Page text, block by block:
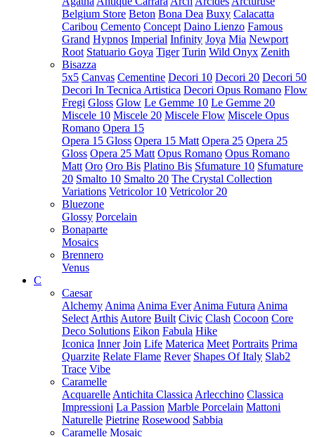
Belgium Store Beton Bona Dea Buxy Calacatta
Caribou Cemento Concept Daino Lienzo Famous
Grand Hypnos Imperial Infinity Joya Mia Newport
Root Statuario Goya Tiger Turin Wild Onyx Zenith
Bisazza
5x5 Canvas Cementine Decori 10 Decori 20 Decori 50
Decori In Tecnica Artistica Decori Opus Romano Flow
Fregi Gloss Glow Le Gemme 10 Le Gemme 20
Miscele 10 Miscele 20 Miscele Flow Miscele Opus
Romano Opera 15
Opera 15 Gloss Opera 15 Matt Opera 25 Opera 25
Gloss Opera 25 Matt Opus Romano Opus Romano
Matt Oro Oro Bis Platino Bis Sfumature 10 Sfumature
20 Smalto 10 Smalto 20 The Crystal Collection
Variations Vetricolor 10 Vetricolor 20
Bluezone
Glossy Porcelain
Bonaparte
Mosaics
Brennero
Venus
C
Caesar
Alchemy Anima Anima Ever Anima Futura Anima
Select Arthis Autore Built Civic Clash Cocoon Core
Deco Solutions Eikon Fabula Hike
Iconica Inner Join Life Materica Meet Portraits Prima
Quarzite Relate Flame Rever Shapes Of Italy Slab2
Trace Vibe
Caramelle
Acquarelle Antichita Classica Arlecchino Classica
Impressioni La Passion Marble Porcelain Mattoni
Naturelle Pietrine Rosewood Sabbia
Caramelle Mosaic